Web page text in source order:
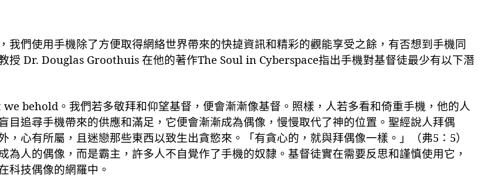
我們使用手機除了方便取得網絡世界帶來的快㨗資訊和精彩的觀能享受之餘 ，有否想到手機同
授 Dr. Douglas Groothuis 在他的著作The Soul in Cyberspace指出手機對基督徒最少有以下潛
behold。我們若多敬拜和仰望基督，便會漸漸像基督。照樣，人若多看和倚重手機，他的人
目追尋手機帶來的供應和滿足，它便會漸漸成為偶像，慢慢取代了神的位置。聖經說人拜偶
，心有所屬，且迷戀那些東西以致生出貪慾來。「有貪心的，就與拜偶像一樣。」（弗5 ： 5）
人的偶像，而是霸主，許多人不自覺作了手機的奴隸。基督徒實在需要反思和謹慎使用它，
科技偶像的網羅中。